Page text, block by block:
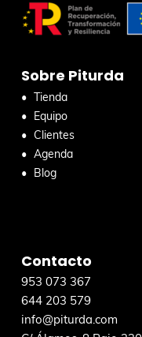
c
e
Sobre Piturda
Tienda
Equipo
Clientes
Agenda
Blog
Contacto
953 073 367
644 203 579
info@piturda.com